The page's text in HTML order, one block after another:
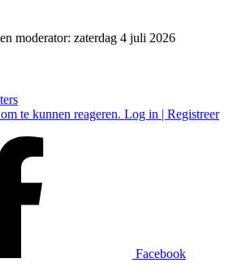
moderator: zaterdag 4 juli 2026
te kunnen reageren. Log in | Registreer
Facebook